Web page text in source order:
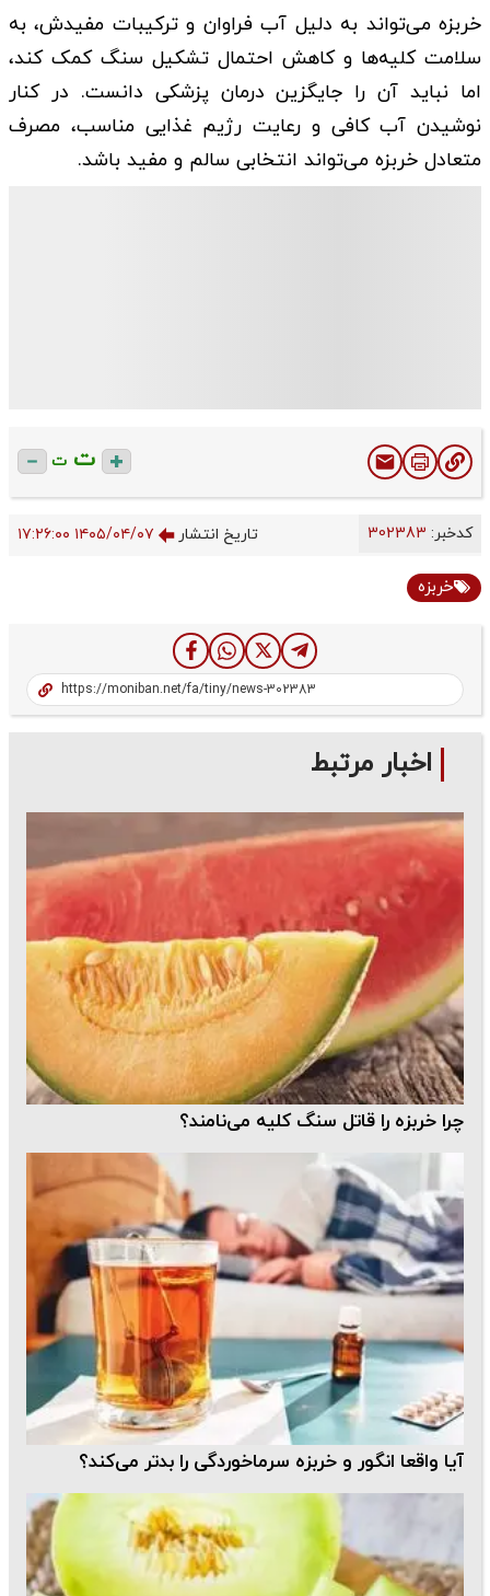
خربزه می‌تواند به دلیل آب فراوان و ترکیبات مفیدش، به
سلامت کلیه‌ها و کاهش احتمال تشکیل سنگ کمک کند،
اما نباید آن را جایگزین درمان پزشکی دانست. در کنار
نوشیدن آب کافی و رعایت رژیم غذایی مناسب، مصرف
متعادل خربزه می‌تواند انتخابی سالم و مفید باشد.
ت ت
کدخبر: تاریخ انتشار ۱۴۰۵/۰۴/۰۷ ۱۷:۲۶:۰۰
خربزه
اخبار مرتبط
چرا خربزه را قاتل سنگ کلیه می‌نامند؟
آیا واقعا انگور و خربزه سرماخوردگی را بدتر می‌کند؟